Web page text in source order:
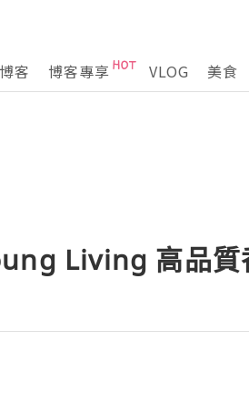
客 博客專享 VLOG 美食
Living 高品質